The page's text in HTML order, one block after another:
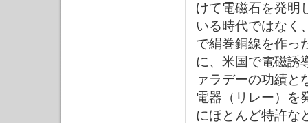
けて電磁石を発明
いる時代ではなく
で絹巻銅線を作っ
に、米国で電磁誘
ァラデーの功績と
電器（リレー）を
にほとんど特許な